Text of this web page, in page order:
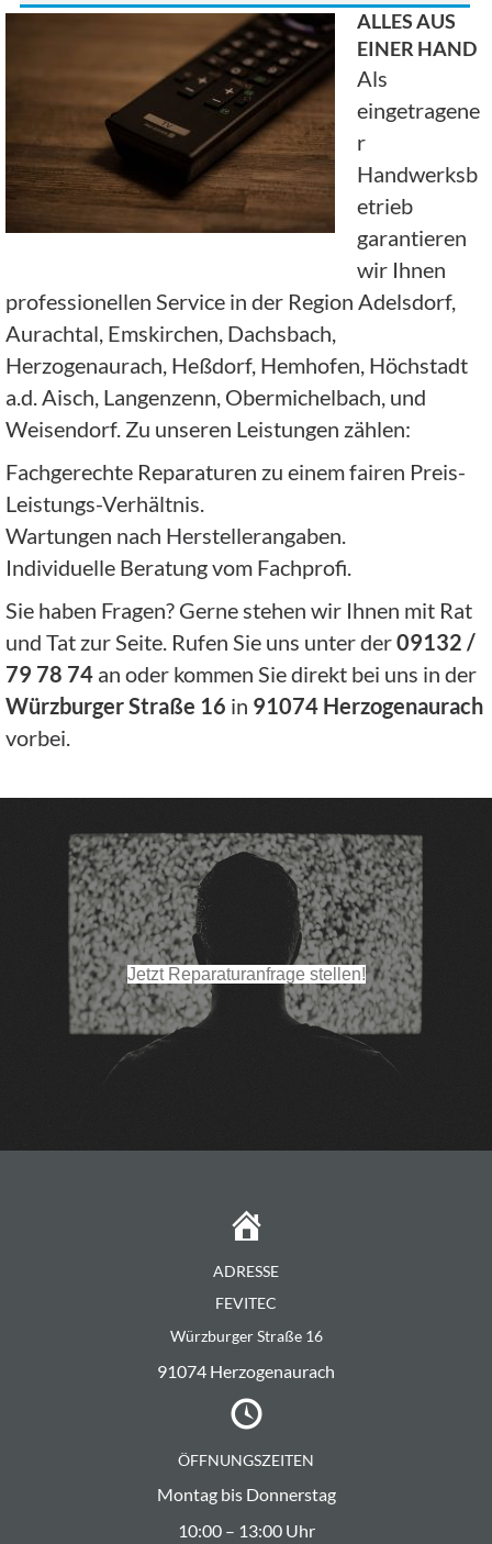
ALLES AUS
EINER HAND
Als
eingetragene
r
Handwerksb
etrieb
garantieren
wir Ihnen
professionellen Service in der Region Adelsdorf,
Aurachtal, Emskirchen, Dachsbach,
Herzogenaurach, Heßdorf, Hemhofen, Höchstadt
a.d. Aisch, Langenzenn, Obermichelbach, und
Weisendorf. Zu unseren Leistungen zählen:
Fachgerechte Reparaturen zu einem fairen Preis-
Leistungs-Verhältnis.
Wartungen nach Herstellerangaben.
Individuelle Beratung vom Fachprofi.
Sie haben Fragen? Gerne stehen wir Ihnen mit Rat
und Tat zur Seite. Rufen Sie uns unter der09132 /
79 78 74 an oder kommen Sie direkt bei uns in der
Würzburger Straße 16 in 91074 Herzogenaurach
vorbei.
Jetzt Reparaturanfrage stellen!
ADRESSE
FEVITEC
Würzburger Straße 16
91074 Herzogenaurach
ÖFFNUNGSZEITEN
Montag bis Donnerstag
10:00 – 13:00 Uhr